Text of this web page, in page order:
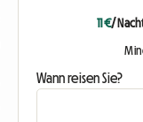
11 €/
Wann reisen Sie?